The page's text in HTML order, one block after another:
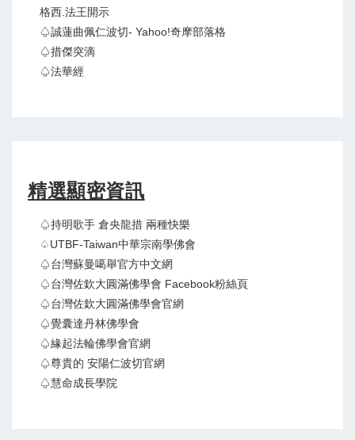
格西.法王開示
♤誠蓮曲佩仁波切- Yahoo!奇摩部落格
♤措傑突滴
♤法華經
精選顯密資訊
♤持明歌手 倉央龍措 兩種快樂
♤UTBF-Taiwan中華宗南學佛會
♤台灣蘇曼噶舉官方中文網
♤台灣佐欽大圓滿佛學會 Facebook粉絲頁
♤台灣佐欽大圓滿佛學會官網
♤覺囊達丹林佛學會
♤緣起法輪佛學會官網
♤尊貴的 安陽仁波切官網
♤慧命成長學院